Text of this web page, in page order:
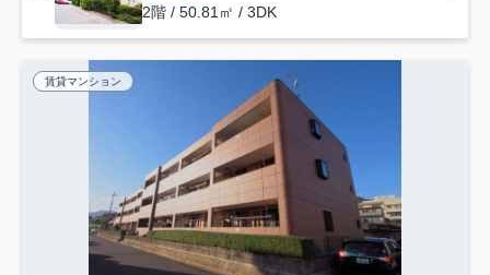
2階 / 50.81㎡ / 3DK
賃貸マンション